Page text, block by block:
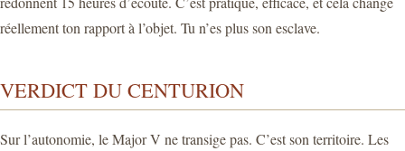
réellement ton rapport à l’objet. Tu n’es plus son esclave.
VERDICT DU CENTURION
Sur l’autonomie, le Major V ne transige pas. C’est son territoire. Les